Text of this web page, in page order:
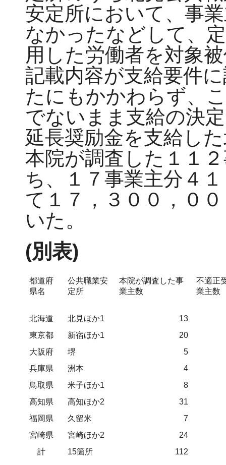
安定所において、事
なかったなどして、
用した労働者を対象
記載内容が支給要件
たにもかかわらず、
でないまま支給の決
延長奨励金を支給し
本院が調査した１１
ち、１７事業主分４
て１７，３００，０
いた。
(別表)
都道府
県名
公共職業安
定所
本院が調査した事
業主数
不適正
業主数
北海道 北見ほか1
13
東京都
新宿ほか1
20
大阪府
堺
5
兵庫県
洲本
4
鳥取県
米子ほか1
8
高知県
高知ほか2
31
福岡県
久留米
7
宮崎県
宮崎ほか2
24
計
15箇所 112